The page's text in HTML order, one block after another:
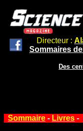
Directeur :
Sommaires
Des
Sommaire - Livres -